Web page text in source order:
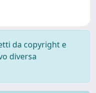
da copyright e
diversa